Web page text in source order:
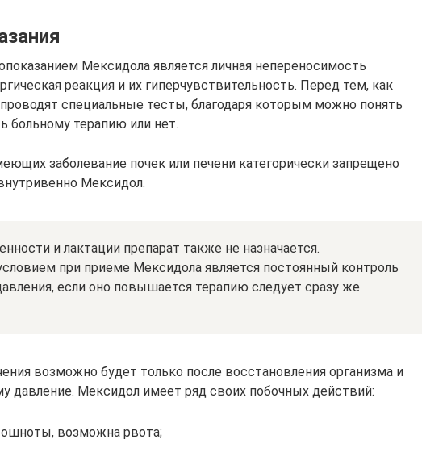
Мексидола является личная непереносимость
реакция и их гиперчувствительность. Перед тем, как
проводят специальные тесты, благодаря которым можно понять
больному терапию или нет.
заболевание почек или печени категорически запрещено
Мексидол.
и лактации препарат также не назначается.
при приеме Мексидола является постоянный контроль
если оно повышается терапию следует сразу же
возможно будет только после восстановления организма и
давление. Мексидол имеет ряд своих побочных действий:
возможна рвота;